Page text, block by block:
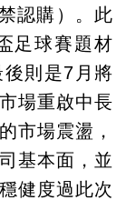
認購）。此
足球賽題材
則是7月將
場重啟中長
市場震盪，
基本面，並
健度過此次